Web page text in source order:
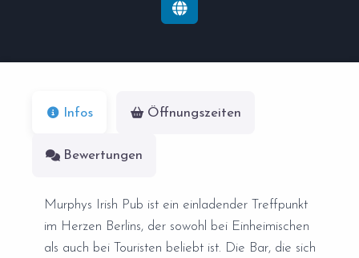
Infos Öffnungszeiten
Bewertungen
Murphys Irish Pub ist ein einladender Treffpunkt
im Herzen Berlins, der sowohl bei Einheimischen
als auch bei Touristen beliebt ist. Die Bar, die sich